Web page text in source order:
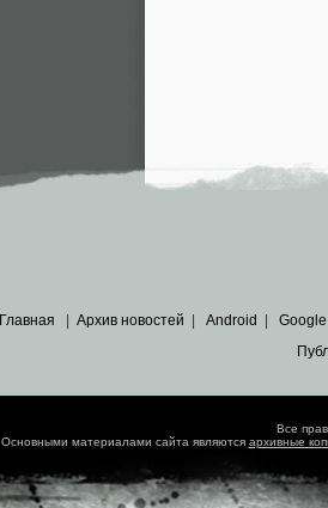
Главная Архив новостей Android Google
Все
Основными материалами сайта являются архивные